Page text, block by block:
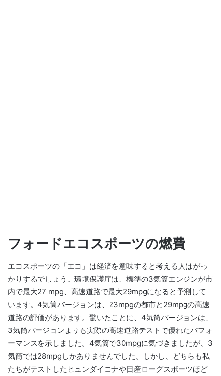
フォードエコスポーツの燃費
エコスポーツの「エコ」は経済を意味すると考える人はがっ
かりするでしょう。 環境保護庁は、標準の3気筒エンジンが市
内で最大27 mpg、高速道路で最大29mpgになると予測して
います。 4気筒バージョンは、23mpgの都市と29mpgの高速
道路の評価があります。 驚いたことに、4気筒バージョンは、
3気筒バージョンよりも実際の高速道路テストで優れたパフォ
ーマンスを示しました。 4気筒で30mpgに気づきましたが、3
気筒では28mpgしかありませんでした。
しかし、どちらも私
たちがテストしたヒュンダイコナや日産ローグスポーツほど